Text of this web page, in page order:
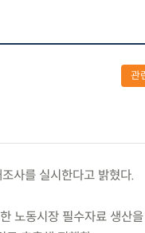
관
사를 실시한다고 밝혔다.
노동시장 필수자료 생산